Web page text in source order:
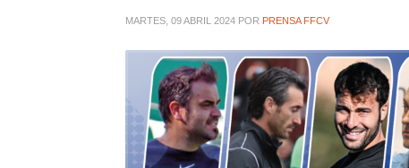
MARTES, 09 ABRIL 2024 POR PRENSA FFCV